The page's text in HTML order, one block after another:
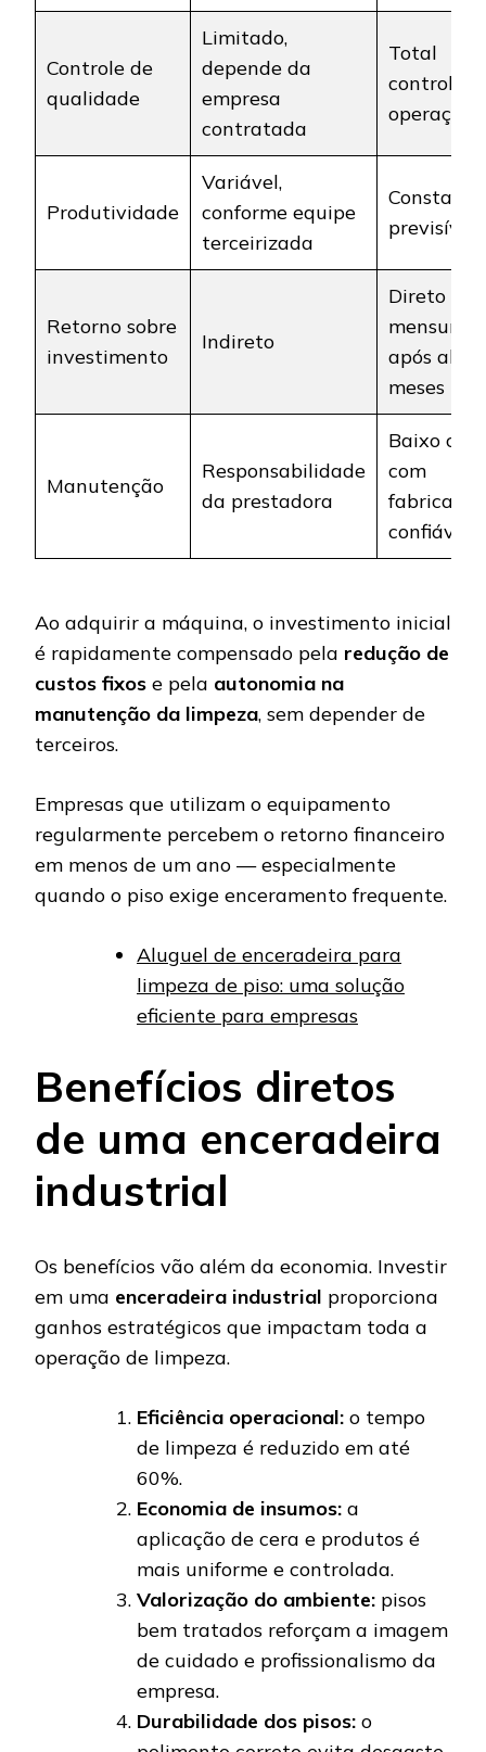
Controle de
qualidade
Limitado,
depende da
empresa
contratada
Total
controle
operação
Produtividade
Variável,
conforme equipe
terceirizada
previsível
Retorno sobre
investimento
Indireto
Direto e
após
meses
Manutenção
Responsabilidade
da prestadora
Baixo
com
fabricante
confiável
Ao adquirir a máquina, o investimento inicial
é rapidamente compensado pela redução de
custos fixos e pela autonomia na
manutenção da limpeza, sem depender de
terceiros.
Empresas que utilizam o equipamento
regularmente percebem o retorno financeiro
em menos de um ano — especialmente
quando o piso exige enceramento frequente.
Aluguel de enceradeira para
limpeza de piso: uma solução
eficiente para empresas
Benefícios diretos
de uma enceradeira
industrial
Os benefícios vão além da economia. Investir
em uma enceradeira industrial proporciona
ganhos estratégicos que impactam toda a
operação de limpeza.
Eficiência operacional: o tempo
de limpeza é reduzido em até
60%.
Economia de insumos: a
aplicação de cera e produtos é
mais uniforme e controlada.
Valorização do ambiente: pisos
bem tratados reforçam a imagem
de cuidado e profissionalismo da
empresa.
Durabilidade dos pisos: o